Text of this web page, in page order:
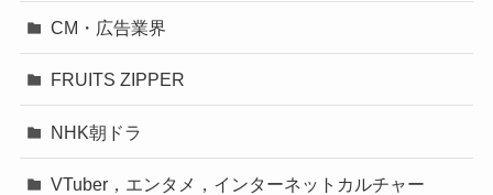
CM・広告業界
FRUITS ZIPPER
NHK朝ドラ
VTuber，エンタメ，インターネットカルチャー